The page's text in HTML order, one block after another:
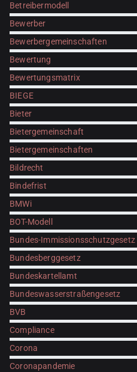
Betreibermodell
Bewerber
Bewerbergemeinschaften
Bewertung
Bewertungsmatrix
BIEGE
Bieter
Bietergemeinschaft
Bietergemeinschaften
Bildrecht
Bindefrist
BMWi
BOT-Modell
Bundes-Immissionsschutzgesetz
Bundesberggesetz
Bundeskartellamt
Bundeswasserstraßengesetz
BVB
Compliance
Corona
Coronapandemie